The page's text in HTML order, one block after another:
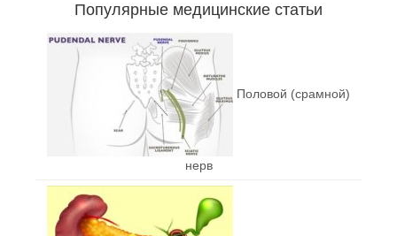
Популярные медицинские статьи
Половой (срамной)
нерв